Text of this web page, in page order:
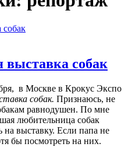
выставка собак
в Москве в Крокус Экспо
собак. Признаюсь, не
равнодушен. По мне
любительница собак
на выставку. Если папа не
бы посмотреть на них.